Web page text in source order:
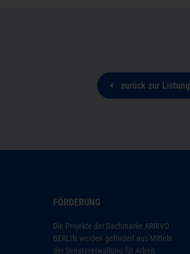
zurück zur Listung
FÖRDERUNG
Die Projekte der Dachmarke ARRIVO
BERLIN werden gefördert aus Mitteln
der Senatsverwaltung für Arbeit,